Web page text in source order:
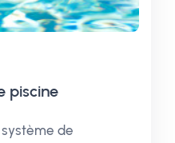
piscine
de